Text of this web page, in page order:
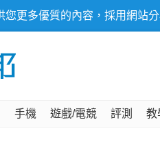
您更多優質的內容，採用網站
手機 遊戲/電競 評測 教